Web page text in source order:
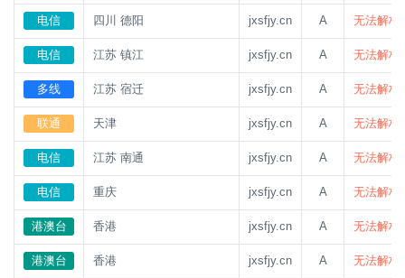
电信 四川 德阳 jxsfjy.cn A 无法解析
电信 江苏 镇江 jxsfjy.cn A 无法解析
多线 江苏 宿迁 jxsfjy.cn A 无法解析
联通 天津 jxsfjy.cn A 无法解析
电信 江苏 南通 jxsfjy.cn A 无法解析
电信 重庆 jxsfjy.cn A 无法解析
港澳台 香港 jxsfjy.cn A 无法解析
港澳台 香港 jxsfjy.cn A 无法解析